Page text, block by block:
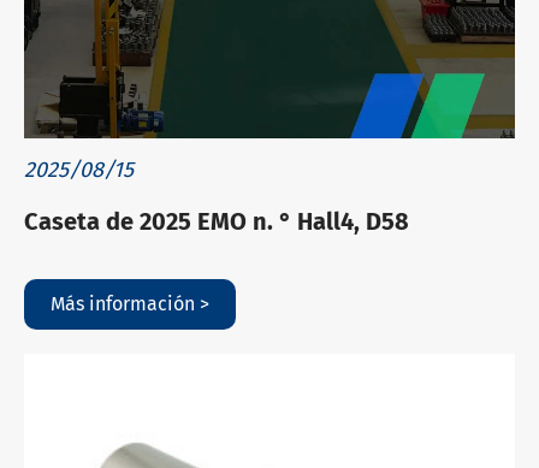
2025/08/15
Caseta de 2025 EMO n. ° Hall4, D58
Más información >